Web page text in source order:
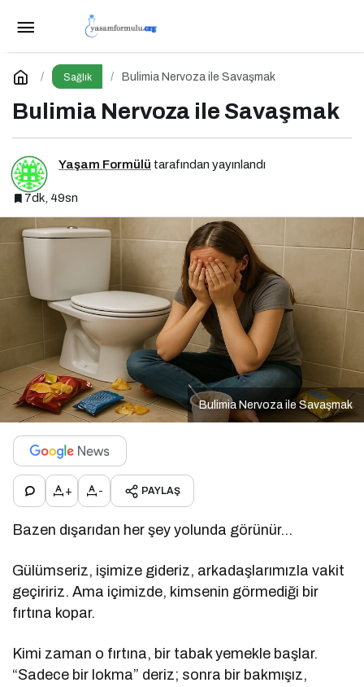
Sağlık Bulimia Nervoza ile Savaşmak
Bulimia Nervoza ile Savaşmak
Yaşam Formülü tarafından yayınlandı
7dk, 49sn
Bulimia Nervoza ile Savaşmak
+ - PAYLAŞ
Bazen dışarıdan her şey yolunda görünür…
Gülümseriz, işimize gideriz, arkadaşlarımızla vakit
geçiririz. Ama içimizde, kimsenin görmediği bir
fırtına kopar.
Kimi zaman o fırtına, bir tabak yemekle başlar.
“Sadece bir lokma” deriz; sonra bir bakmışız,
Anoreksiya Nervozada İyileşmek
Yorum Yap